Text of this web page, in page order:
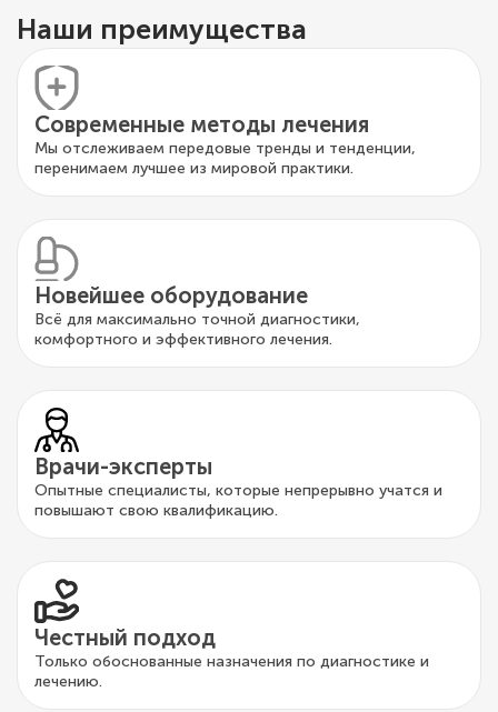
Наши преимущества
Современные методы лечения
Мы отслеживаем передовые тренды и тенденции,
перенимаем лучшее из мировой практики.
Новейшее оборудование
Всё для максимально точной диагностики,
комфортного и эффективного лечения.
Врачи-эксперты
Опытные специалисты, которые непрерывно учатся и
повышают свою квалификацию.
Честный подход
Только обоснованные назначения по диагностике и
лечению.